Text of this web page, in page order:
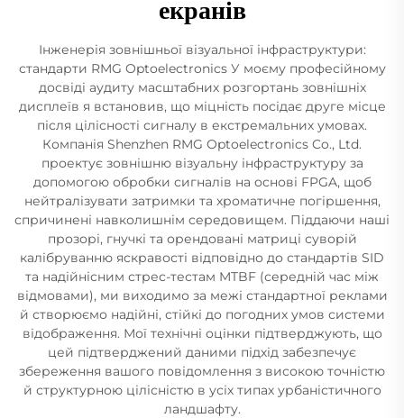
екранів
Інженерія зовнішньої візуальної інфраструктури:
стандарти RMG Optoelectronics У моєму професійному
досвіді аудиту масштабних розгортань зовнішніх
дисплеїв я встановив, що міцність посідає друге місце
після цілісності сигналу в екстремальних умовах.
Компанія Shenzhen RMG Optoelectronics Co., Ltd.
проектує зовнішню візуальну інфраструктуру за
допомогою обробки сигналів на основі FPGA, щоб
нейтралізувати затримки та хроматичне погіршення,
спричинені навколишнім середовищем. Піддаючи наші
прозорі, гнучкі та орендовані матриці суворій
калібруванню яскравості відповідно до стандартів SID
та надійнісним стрес-тестам MTBF (середній час між
відмовами), ми виходимо за межі стандартної реклами
й створюємо надійні, стійкі до погодних умов системи
відображення. Мої технічні оцінки підтверджують, що
цей підтверджений даними підхід забезпечує
збереження вашого повідомлення з високою точністю
й структурною цілісністю в усіх типах урбаністичного
ландшафту.